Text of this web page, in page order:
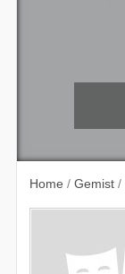
Home / Gemist /